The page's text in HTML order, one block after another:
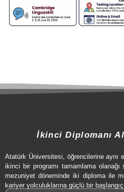
İkinci Diplomanı
Atatürk Üniversitesi, öğrencilerine aynı
ikinci bir programı tamamlama
mezuniyet döneminde iki diploma ile
kariyer yolculuklarına güçlü bir